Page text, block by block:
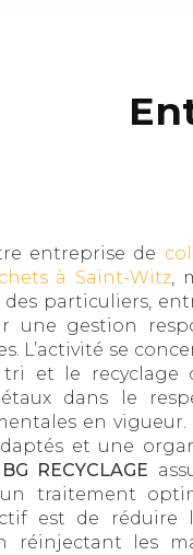
entreprise de
à Saint-Witz,
des particuliers,
une gestion
L’activité se
tri et le recyclage
dans le
en vigueur.
et une
BG RECYCLAGE
traitement
est de réduire
réinjectant les